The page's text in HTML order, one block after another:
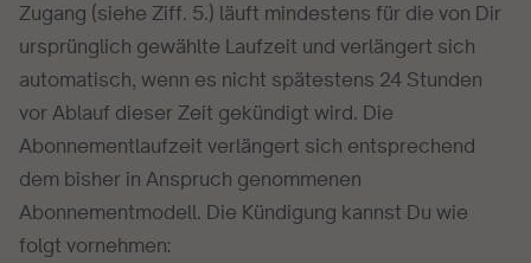
Zugang (siehe Ziff. 5.) läuft mindestens für die von Dir
ursprünglich gewählte Laufzeit und verlängert sich
automatisch, wenn es nicht spätestens 24 Stunden
vor Ablauf dieser Zeit gekündigt wird. Die
Abonnementlaufzeit verlängert sich entsprechend
dem bisher in Anspruch genommenen
Abonnementmodell. Die Kündigung kannst Du wie
folgt vornehmen: